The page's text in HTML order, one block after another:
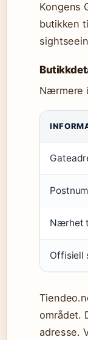
Kongens
butikken
Nærmere
Nærhet
Offisiell
området.
adresse.